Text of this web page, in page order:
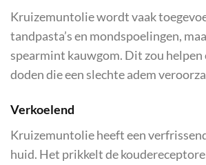
Kruizemuntolie wordt vaak
tandpasta’s en mondspoelingen,
spearmint kauwgom. Dit zou
doden die een slechte adem
Verkoelend
Kruizemuntolie heeft een
huid. Het prikkelt de